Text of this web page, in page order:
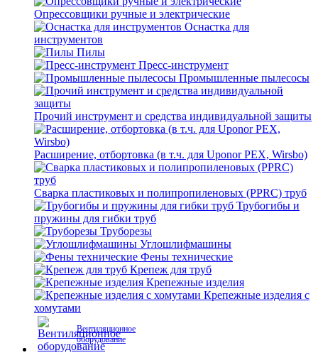
Опрессовщики ручные и электрические
Оснастка для
инструментов
Пилы
Пресс-инструмент
Промышленные пылесосы
Прочий инструмент и средства индивидуальной защиты
Расширение, отбортовка (в т.ч. для Uponor PEX, Wirsbo)
Сварка пластиковых и полипропиленовых (PPRC) труб
Трубогибы и
пружины для гибки труб
Труборезы
Углошлифмашины
Фены технические
Крепеж для труб
Крепежные изделия
Крепежные изделия с
хомутами
Вентиляционное
оборудование